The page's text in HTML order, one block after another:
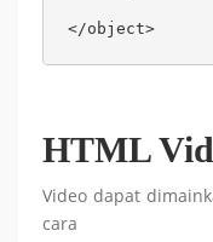
</object>
HTML
Video dapat
cara